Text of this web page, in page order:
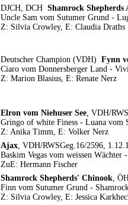
DJCH, DCH Shamrock Shepherds
Uncle Sam vom Sutumer Grund -
Z: Silvia Crowley, E: Claudia Draths
Deutscher Champion (VDH) Fynn
Ciaro vom Donnersberger Land -
Z: Marion Blasius, E: Renate Nerz
Elron vom Niehuser See, VDH/
Gringo of white Finess - Luana vom
Z: Anika Timm, E: Volker Nerz
Ajax, VDH/RWSGeg.16/2596,
Baskim Vegas vom weissen
ZuE: Hermann Fischer
Shamrock Shepherds' Chinook,
Finn vom Sutumer Grund -
Z: Silvia Crowley, E: Jessica